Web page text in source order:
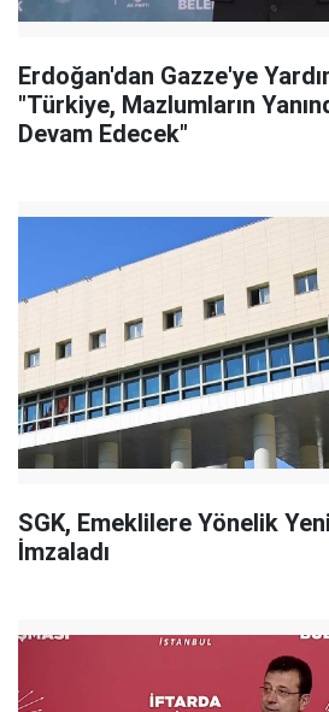
Erdoğan'dan Gazze'ye
"Türkiye, Mazlumların
Devam Edecek"
SGK, Emeklilere Yönelik
İmzaladı